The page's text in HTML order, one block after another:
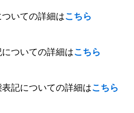
いての詳細はこちら
ついての詳細はこちら
記についての詳細はこちら